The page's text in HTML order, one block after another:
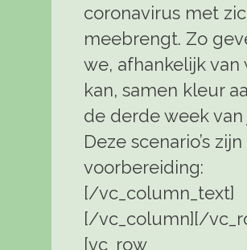
coronavirus met
meebrengt. Zo
we, afhankelijk van
kan, samen kleur
de derde week van
Deze scenario’s zijn
voorbereiding:
[/vc_column_text]
[/vc_column][/
[vc_row